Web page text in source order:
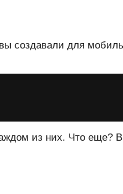
создавали для
из них. Что еще?